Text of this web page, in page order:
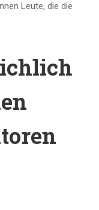
Leute, die die